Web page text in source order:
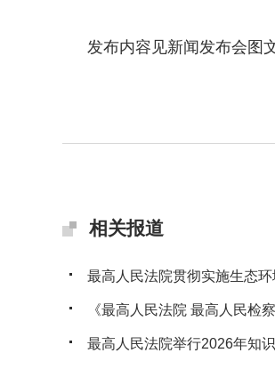
发布内容见新闻发布会图
相关报道
最高人民法院贯彻实施生态
《最高人民法院 最高人民检
最高人民法院举行2026年知